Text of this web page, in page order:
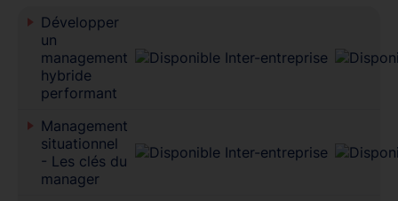
Développer
un
management
hybride
performant
Management
situationnel
- Les clés du
manager